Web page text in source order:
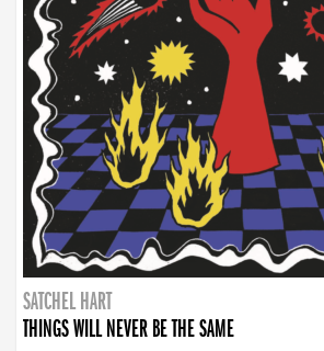
SATCHEL HART
THINGS WILL NEVER BE THE SAME